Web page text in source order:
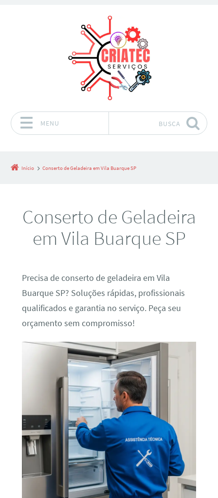
MENU BUSCA
Início Conserto de Geladeira em Vila Buarque SP
Conserto de Geladeira
em Vila Buarque SP
Precisa de conserto de geladeira em Vila
Buarque SP? Soluções rápidas, profissionais
qualificados e garantia no serviço. Peça seu
orçamento sem compromisso!